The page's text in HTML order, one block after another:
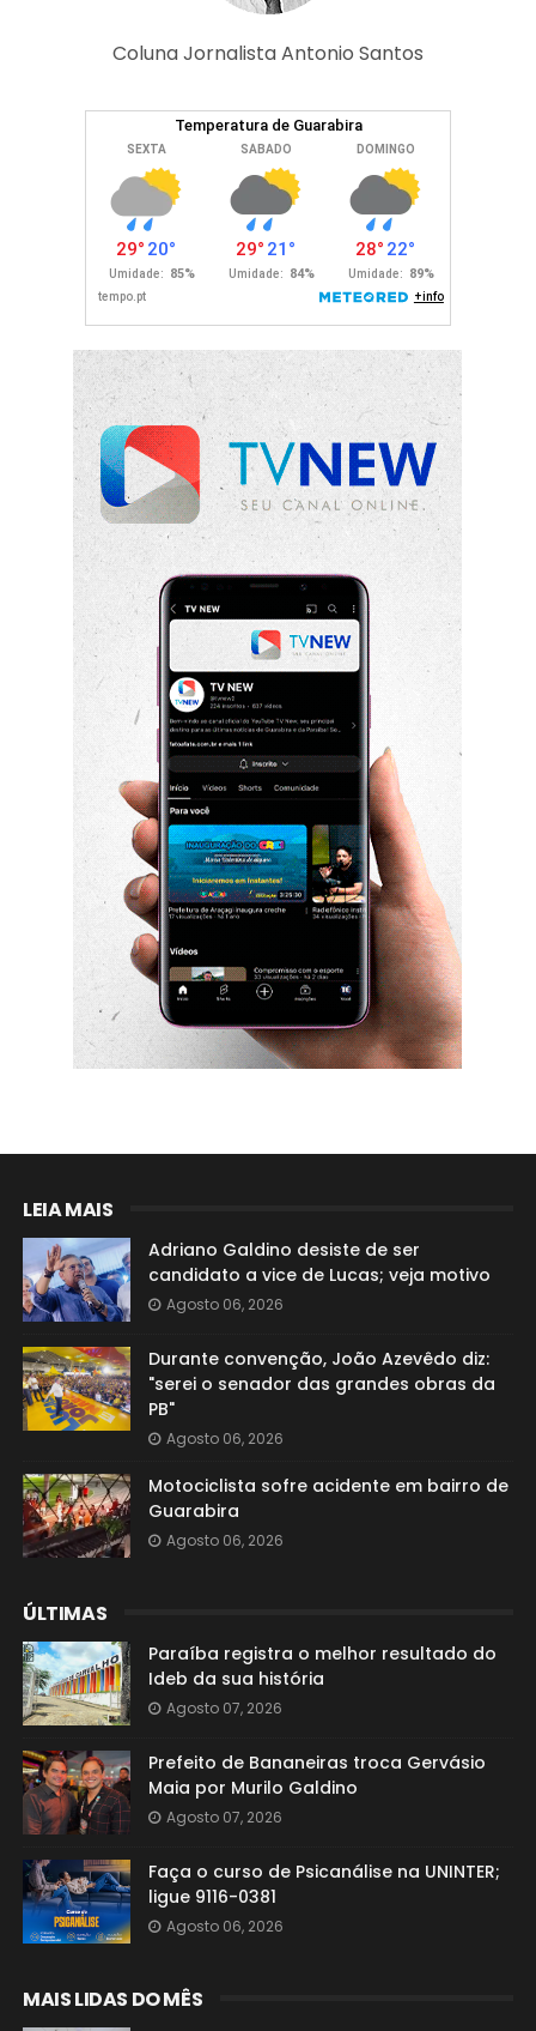
Coluna Jornalista Antonio Santos
LEIA MAIS
Adriano Galdino desiste de ser
candidato a vice de Lucas; veja motivo
Agosto 06, 2026
Durante convenção, João Azevêdo diz:
"serei o senador das grandes obras da
PB"
Agosto 06, 2026
Motociclista sofre acidente em bairro de
Guarabira
Agosto 06, 2026
ÚLTIMAS
Paraíba registra o melhor resultado do
Ideb da sua história
Agosto 07, 2026
Prefeito de Bananeiras troca Gervásio
Maia por Murilo Galdino
Agosto 07, 2026
Faça o curso de Psicanálise na UNINTER;
ligue 9116-0381
Agosto 06, 2026
MAIS LIDAS DO MÊS